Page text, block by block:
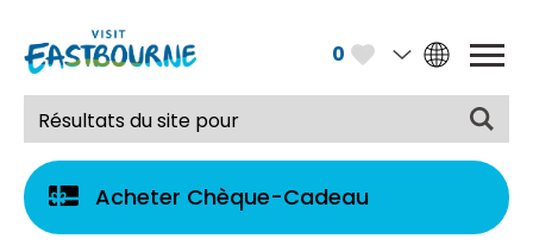
0
Acheter Chèque-Cadeau